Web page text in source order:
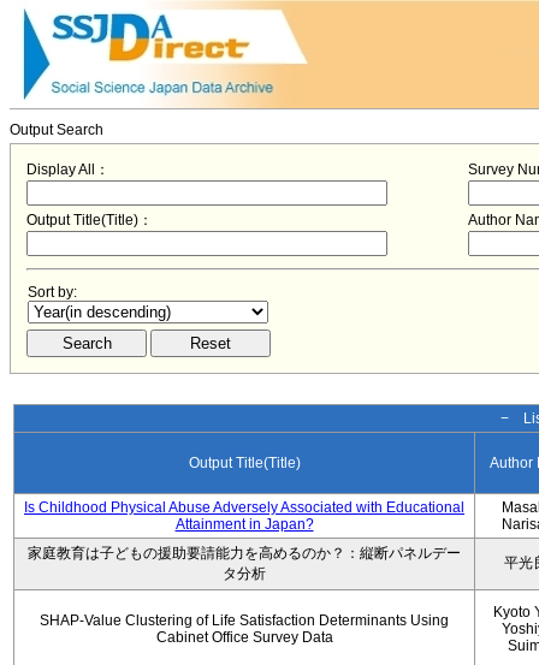
Output Search
Display All： Survey
Output Title(Title)： Author
Sort by:
−
Output Title(Title) Author
Is Childhood Physical Abuse Adversely Associated with Educational
Attainment in Japan?
家庭教育は子どもの援助要請能力を高めるのか？：縦断パネルデー
タ分析
平光
SHAP-Value Clustering of Life Satisfaction Determinants Using
Cabinet Office Survey Data
Kyoto